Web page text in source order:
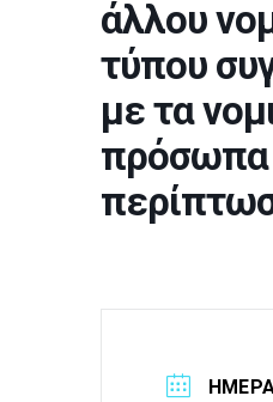
άλλου
τύπου
με τα
πρόσωπα